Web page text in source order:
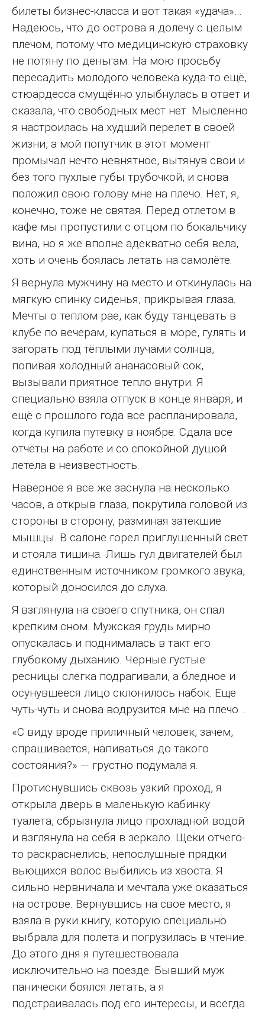
билеты бизнес-класса и вот такая «удача»…
Надеюсь, что до острова я долечу с целым
плечом, потому что медицинскую страховку
не потяну по деньгам. На мою просьбу
пересадить молодого человека куда-то ещё,
стюардесса смущённо улыбнулась в ответ и
сказала, что свободных мест нет. Мысленно
я настроилась на худший перелет в своей
жизни, а мой попутчик в этот момент
промычал нечто невнятное, вытянув свои и
без того пухлые губы трубочкой, и снова
положил свою голову мне на плечо. Нет, я,
конечно, тоже не святая. Перед отлетом в
кафе мы пропустили с отцом по бокальчику
вина, но я же вполне адекватно себя вела,
хоть и очень боялась летать на самолёте.
Я вернула мужчину на место и откинулась на
мягкую спинку сиденья, прикрывая глаза.
Мечты о теплом рае, как буду танцевать в
клубе по вечерам, купаться в море, гулять и
загорать под тёплыми лучами солнца,
попивая холодный ананасовый сок,
вызывали приятное тепло внутри. Я
специально взяла отпуск в конце января, и
ещё с прошлого года все распланировала,
когда купила путевку в ноябре. Сдала все
отчёты на работе и со спокойной душой
летела в неизвестность.
Наверное я все же заснула на несколько
часов, а открыв глаза, покрутила головой из
стороны в сторону, разминая затекшие
мышцы. В салоне горел приглушенный свет
и стояла тишина. Лишь гул двигателей был
единственным источником громкого звука,
который доносился до слуха.
Я взглянула на своего спутника, он спал
крепким сном. Мужская грудь мирно
опускалась и поднималась в такт его
глубокому дыханию. Черные густые
ресницы слегка подрагивали, а бледное и
осунувшееся лицо склонилось набок. Еще
чуть-чуть и снова водрузится мне на плечо…
«С виду вроде приличный человек, зачем,
спрашивается, напиваться до такого
состояния?» — грустно подумала я.
Протиснувшись сквозь узкий проход, я
открыла дверь в маленькую кабинку
туалета, сбрызнула лицо прохладной водой
и взглянула на себя в зеркало. Щеки отчего-
то раскраснелись, непослушные прядки
вьющихся волос выбились из хвоста. Я
сильно нервничала и мечтала уже оказаться
на острове. Вернувшись на свое место, я
взяла в руки книгу, которую специально
выбрала для полета и погрузилась в чтение.
До этого дня я путешествовала
исключительно на поезде. Бывший муж
панически боялся летать, а я
подстраивалась под его интересы, и всегда